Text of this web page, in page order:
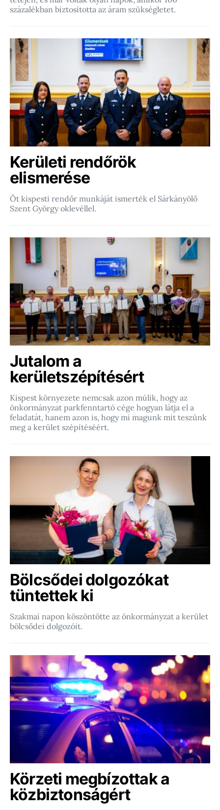
százalékban biztosította az áram szükségletet.
Kerületi rendőrök
elismerése
Öt kispesti rendőr munkáját ismerték el Sárkányölő
Szent György oklevéllel.
Jutalom a
kerületszépítésért
Kispest környezete nemcsak azon múlik, hogy az
önkormányzat parkfenntartó cége hogyan látja el a
feladatát, hanem azon is, hogy mi magunk mit teszünk
meg a kerület szépítéséért.
Bölcsődei dolgozókat
tüntettek ki
Szakmai napon köszöntötte az önkormányzat a kerület
bölcsődei dolgozóit.
Körzeti megbízottak a
közbiztonságért